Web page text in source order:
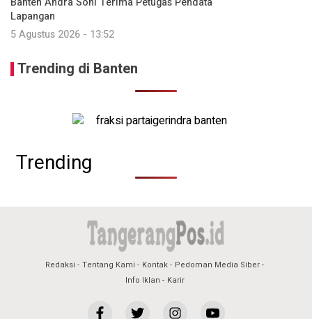
Lapangan
5 Agustus 2026 - 13:52
Trending di Banten
Trending
Redaksi Tentang Kami Kontak
Pedoman Media Siber
Info Iklan
Karir